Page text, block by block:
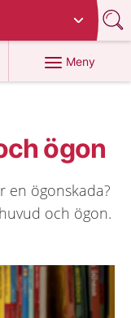
Meny
ögon
en ögonskada?
och ögon.